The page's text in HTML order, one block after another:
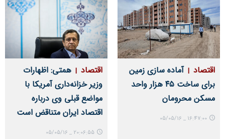
اقتصاد
آماده سازی زمین
برای ساخت ۴۵ هزار واحد
مسکن محرومان
16:47:00 _ 05/05/16
اقتصاد
همتی: اظهارات
وزیر خزانه‌داری آمریکا با
مواضع قبلی وی درباره
اقتصاد ایران متناقض است
20:06:55 _ 05/05/16